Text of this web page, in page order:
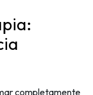
completamente